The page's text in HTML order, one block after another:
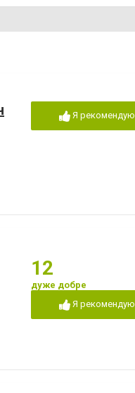
Я рекомендую
12
дуже добре
Я рекомендую